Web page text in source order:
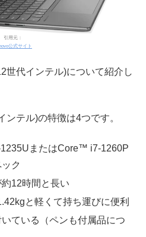
引用元：
公式サイト
世代インテル)について紹介し
テル)の特徴は4つです。
またはCore™ i7-1260P
ク
12時間と長い
と軽くて持ち運びに便利
ている（ペンも付属品につ